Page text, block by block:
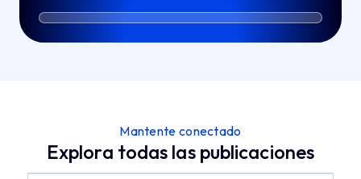
Mantente conectado
Explora todas las publicaciones